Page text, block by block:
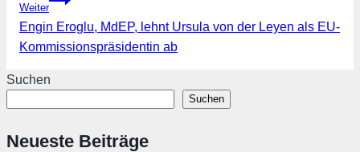
Weiter
Engin Eroglu, MdEP, lehnt Ursula von der Leyen als EU-
Kommissionspräsidentin ab
Suchen
Suchen
Neueste Beiträge